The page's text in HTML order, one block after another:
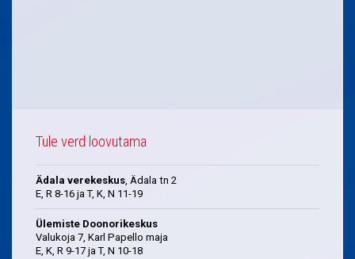
Tule verd loovutama
Ädala verekeskus, Ädala tn 2
E, R 8-16 ja T, K, N 11-19
Ülemiste Doonorikeskus
Valukoja 7, Karl Papello maja
E, K, R 9-17 ja T, N 10-18